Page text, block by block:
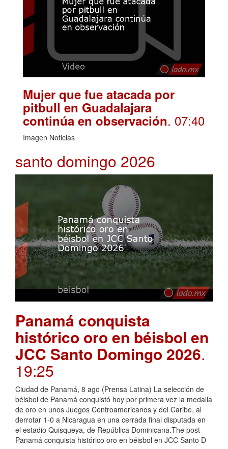
Mujer que fue atacada por
pitbull en Guadalajara
continúa en observación. 07:40
Imagen Noticias
santo domingo 2026
Panamá conquista
histórico oro en béisbol en
JCC Santo Domingo 2026.
19:25
Ciudad de Panamá, 8 ago (Prensa Latina) La selección de
béisbol de Panamá conquistó hoy por primera vez la medalla
de oro en unos Juegos Centroamericanos y del Caribe, al
derrotar 1-0 a Nicaragua en una cerrada final disputada en
el estadio Quisqueya, de República Dominicana.The post
Panamá conquista histórico oro en béisbol en JCC Santo D